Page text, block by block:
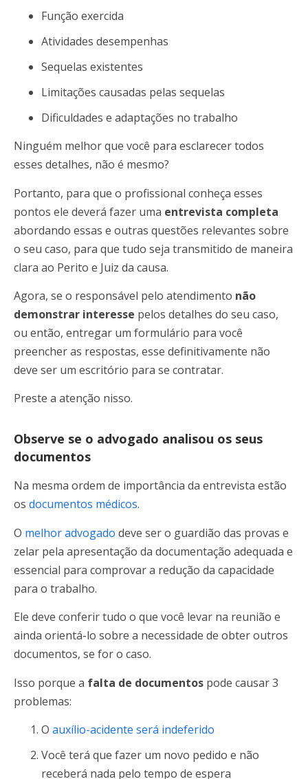
Função exercida
Atividades desempenhas
Sequelas existentes
Limitações causadas pelas sequelas
Dificuldades e adaptações no trabalho
Ninguém melhor que você para esclarecer todos
esses detalhes, não é mesmo?
Portanto, para que o profissional conheça esses
pontos ele deverá fazer uma entrevista completa
abordando essas e outras questões relevantes sobre
o seu caso, para que tudo seja transmitido de maneira
clara ao Perito e Juiz da causa.
Agora, se o responsável pelo atendimento não
demonstrar interesse pelos detalhes do seu caso,
ou então, entregar um formulário para você
preencher as respostas, esse definitivamente não
deve ser um escritório para se contratar.
Preste a atenção nisso.
Observe se o advogado analisou os seus
documentos
Na mesma ordem de importância da entrevista estão
os documentos médicos.
O melhor advogado deve ser o guardião das provas e
zelar pela apresentação da documentação adequada e
essencial para comprovar a redução da capacidade
para o trabalho.
Ele deve conferir tudo o que você levar na reunião e
ainda orientá-lo sobre a necessidade de obter outros
documentos, se for o caso.
Isso porque a falta de documentos pode causar 3
problemas:
O auxílio-acidente será indeferido
Você terá que fazer um novo pedido e não
receberá nada pelo tempo de espera